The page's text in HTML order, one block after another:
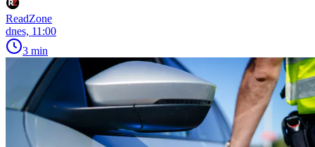
ReadZone
dnes, 11:00
3 min